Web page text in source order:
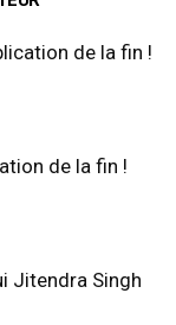
de la fin !
de la fin !
Jitendra Singh